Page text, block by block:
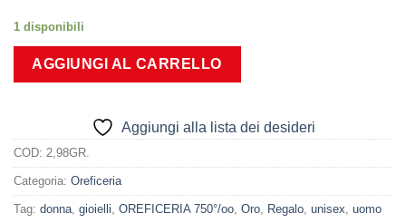
1 disponibili
AGGIUNGI AL CARRELLO
Aggiungi alla lista dei desideri
COD: 2,98GR.
Categoria: Oreficeria
Tag: donna gioielli OREFICERIA 750°/oo Oro Regalo unisex uomo